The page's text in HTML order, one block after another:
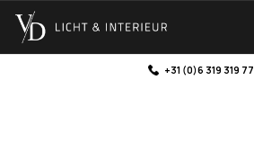
+31 (0)6 319 319 77